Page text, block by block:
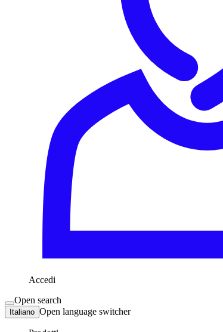
Accedi
Open search
Italiano Open language switcher